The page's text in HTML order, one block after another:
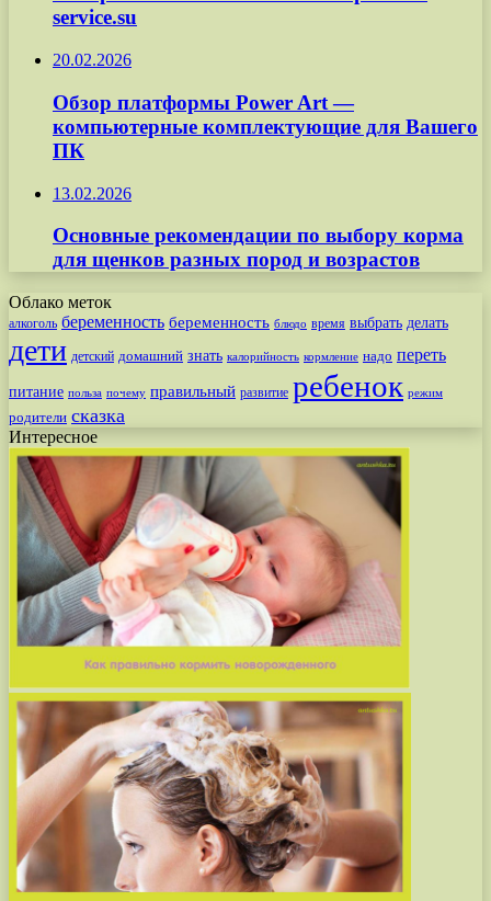
service.su
20.02.2026
Обзор платформы Power Art —
компьютерные комплектующие для Вашего
ПК
13.02.2026
Основные рекомендации по выбору корма
для щенков разных пород и возрастов
Облако меток
алкоголь беременность беременность блюдо время выбрать делать
дети детский домашний знать калорийность кормление надо переть
питание польза почему правильный развитие ребенок режим
родители сказка
Интересное